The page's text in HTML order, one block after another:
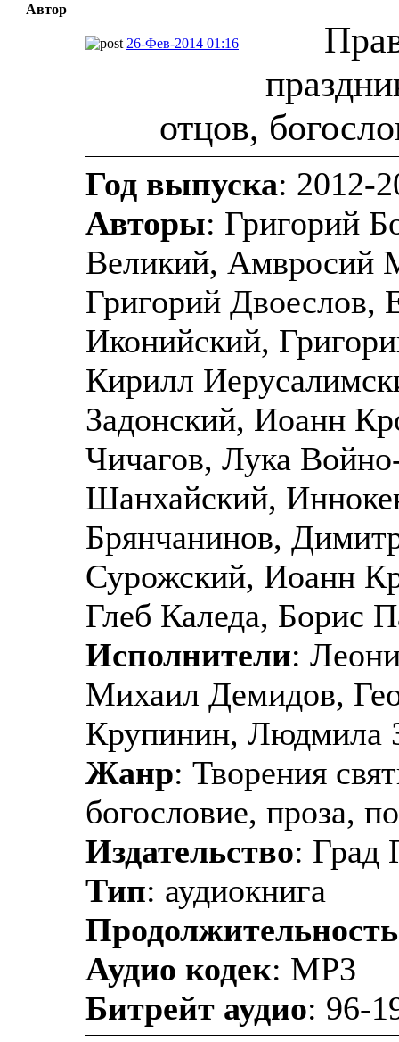
Автор
26-Фев-2014 01:16
отцов,
Год выпуска: 2012-
Авторы: Григорий
Великий, Амвросий
Григорий
Иконийский,
Кирилл
Задонский, Иоанн
Чичагов, Лука
Шанхайский,
Брянчанинов,
Сурожский, Иоанн
Глеб Каледа, Борис
Исполнители:
Михаил Демидов,
Крупинин, Людмила
Жанр: Творения
богословие, проза,
Издательство: Град
Тип: аудиокнига
Продолжительность
Аудио кодек: MP3
Битрейт аудио: 96-